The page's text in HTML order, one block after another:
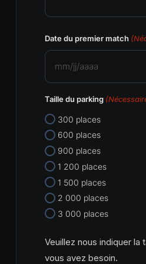
Date du premier match
JJ
slash
AAAA
Taille du parking
300 places
600 places
900 places
1 200 places
1 500 places
2 000 places
3 000 places
Veuillez nous indiquer la
vous avez besoin.